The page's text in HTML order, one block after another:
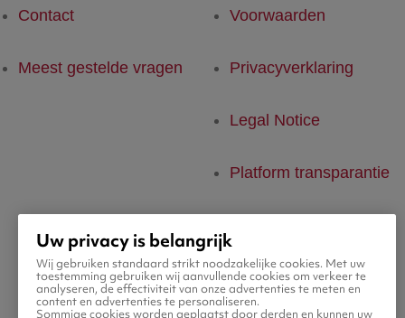
Contact
Meest gestelde vragen
Voorwaarden
Privacyverklaring
Legal Notice
Platform transparantie
Cookie-instellingen
Uw privacy is belangrijk
Wij gebruiken standaard strikt noodzakelijke cookies. Met uw
toestemming gebruiken wij aanvullende cookies om verkeer te
analyseren, de effectiviteit van onze advertenties te meten en
content en advertenties te personaliseren.
Sommige cookies worden geplaatst door derden en kunnen uw